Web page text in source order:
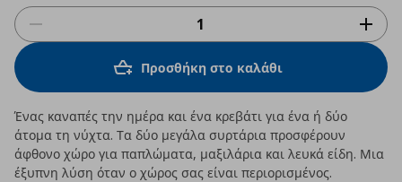
Προσθήκη στο καλάθι
Ένας καναπές την ημέρα και ένα κρεβάτι για ένα ή δύο
άτομα τη νύχτα. Τα δύο μεγάλα συρτάρια προσφέρουν
άφθονο χώρο για παπλώματα, μαξιλάρια και λευκά είδη. Μια
έξυπνη λύση όταν ο χώρος σας είναι περιορισμένος.